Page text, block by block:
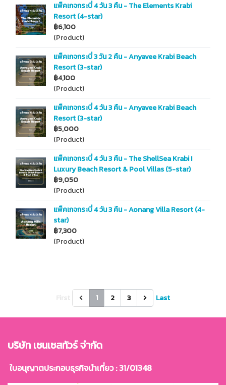
แพ็คเกจกระบี่ 4 วัน 3 คืน - The Elements Krabi
Resort (4-star)
฿6,100
(Product)
แพ็คเกจกระบี่ 3 วัน 2 คืน - Anyavee Krabi Beach
Resort (3-star)
฿4,100
(Product)
แพ็คเกจกระบี่ 4 วัน 3 คืน - Anyavee Krabi Beach
Resort (3-star)
฿5,000
(Product)
แพ็คเกจกระบี่ 4 วัน 3 คืน - The ShellSea Krabi I
Luxury Beach Resort & Pool Villas (5-star)
฿9,050
(Product)
แพ็คเกจกระบี่ 4 วัน 3 คืน - Aonang Villa Resort (4-
star)
฿7,300
(Product)
1 2 3 Last
บริษัท เซนเซสทัวร์ จำกัด
ใบอนุญาตประกอบธุรกิจนำเที่ยว : 31/01348